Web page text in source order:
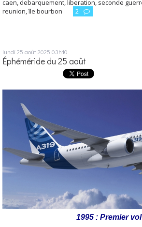
caen, debarquement,liberation, seconde
reunion,île bourbon 2
lundi 25 août 2025 03h10
Éphéméride du 25 août
1995 : Premier